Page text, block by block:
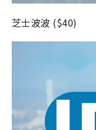
芝士波波 ($40)